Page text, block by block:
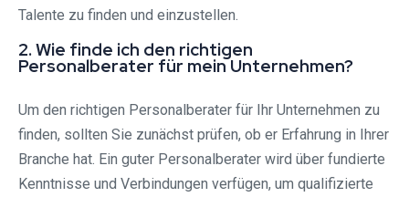
Talente zu finden und einzustellen.
2. Wie finde ich den richtigen
Personalberater für mein Unternehmen?
Um den richtigen Personalberater für Ihr Unternehmen zu
finden, sollten Sie zunächst prüfen, ob er Erfahrung in Ihrer
Branche hat. Ein guter Personalberater wird über fundierte
Kenntnisse und Verbindungen verfügen, um qualifizierte